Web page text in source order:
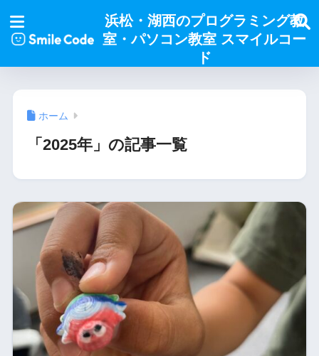
浜松・湖西のプログラミング教
室・パソコン教室 スマイルコー
ド
ホーム
「2025年」の記事一覧